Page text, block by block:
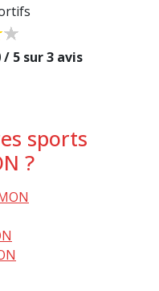
5 sur 3 avis
sports
?